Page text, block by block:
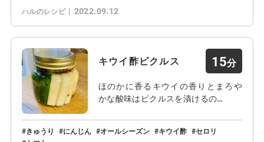
ハルのレシピ 2022.09.12
キウイ酢ピクルス 15
ほのかに香るキウイの香りとまろや
かな酸味はピクルスを漬けるの…
きゅうり にんじん オールシーズン キウイ酢
セロリ